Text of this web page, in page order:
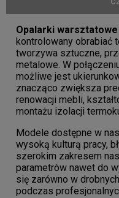
temperaturę do
W ofercie znajdują
zróżnicowanej
wydajności
zarówno
mogą dobrać
zastosowań.
komfortową pracę -
waga i stabilne
użytkowanie w
Każda opalarka
bezpieczeństwie.
chronią przed
grzejne gwarantują
To solidny sprzęt,
Opalarki warsztatowe
kontrolowany obrabiać
tworzywa sztuczne,
metalowe. W
możliwe jest
znacząco zwiększa
renowacji mebli,
montażu izolacji
Modele dostępne w
wysoką kulturą pracy,
szerokim zakresem
parametrów nawet do
się zarówno w
podczas